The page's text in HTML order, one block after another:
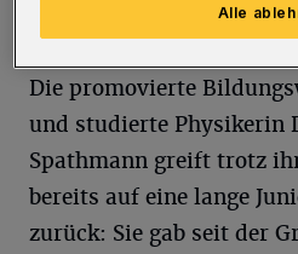
Die promovierte
und studierte Physikerin
Spathmann greift trotz
bereits auf eine lange
zurück: Sie gab seit der
Alle